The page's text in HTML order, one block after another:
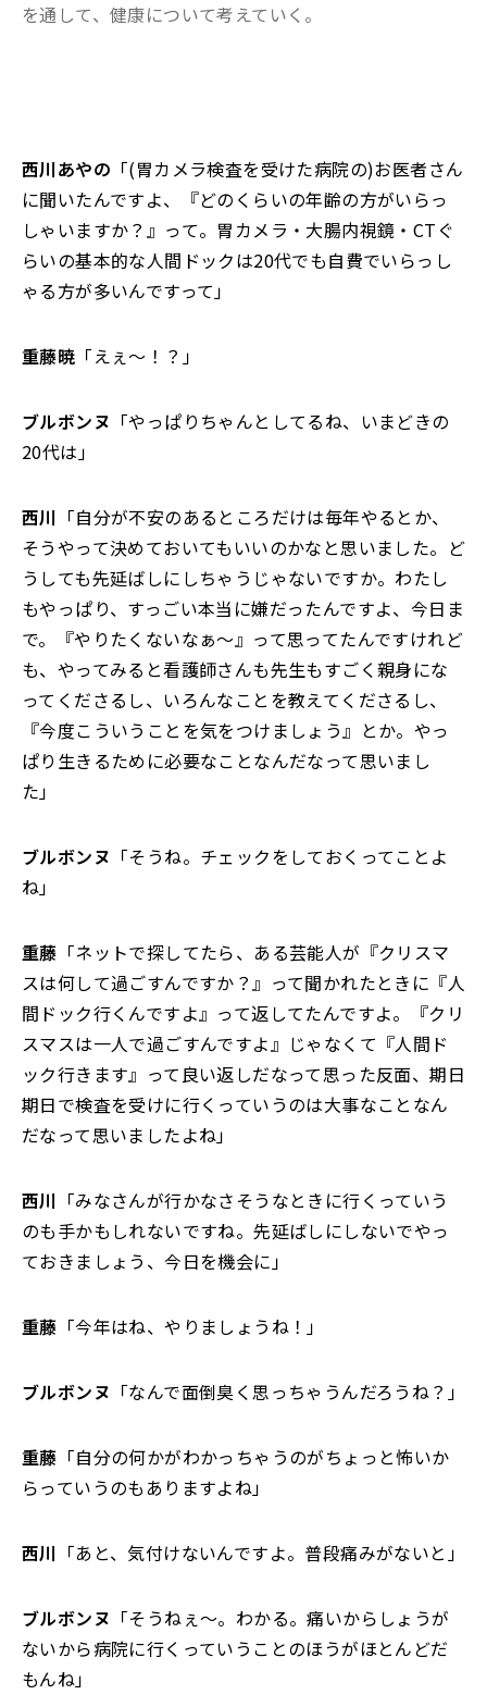
を通して、健康について考えていく。
西川あやの 「(胃カメラ検査を受けた病院の)お医者さん
に聞いたんですよ、『どのくらいの年齢の方がいらっ
しゃいますか？』って。胃カメラ・大腸内視鏡・CTぐ
らいの基本的な人間ドックは20代でも自費でいらっし
ゃる方が多いんですって」
重藤暁 「えぇ〜！？」
ブルボンヌ 「やっぱりちゃんとしてるね、いまどきの
20代は」
西川 「自分が不安のあるところだけは毎年やるとか、
そうやって決めておいてもいいのかなと思いました。ど
うしても先延ばしにしちゃうじゃないですか。わたし
もやっぱり、すっごい本当に嫌だったんですよ、今日ま
で。『やりたくないなぁ〜』って思ってたんですけれど
も、やってみると看護師さんも先生もすごく親身にな
ってくださるし、いろんなことを教えてくださるし、
『今度こういうことを気をつけましょう』とか。やっ
ぱり生きるために必要なことなんだなって思いまし
た」
ブルボンヌ 「そうね。チェックをしておくってことよ
ね」
重藤 「ネットで探してたら、ある芸能人が『クリスマ
スは何して過ごすんですか？』って聞かれたときに『人
間ドック行くんですよ』って返してたんですよ。『クリ
スマスは一人で過ごすんですよ』じゃなくて『人間ド
ック行きます』って良い返しだなって思った反面、期日
期日で検査を受けに行くっていうのは大事なことなん
だなって思いましたよね」
西川 「みなさんが行かなさそうなときに行くっていう
のも手かもしれないですね。先延ばしにしないでやっ
ておきましょう、今日を機会に」
重藤 「今年はね、やりましょうね！」
ブルボンヌ 「なんで面倒臭く思っちゃうんだろうね？」
重藤 「自分の何かがわかっちゃうのがちょっと怖いか
らっていうのもありますよね」
西川 「あと、気付けないんですよ。普段痛みがないと」
ブルボンヌ 「そうねぇ〜。わかる。痛いからしょうが
ないから病院に行くっていうことのほうがほとんどだ
もんね」